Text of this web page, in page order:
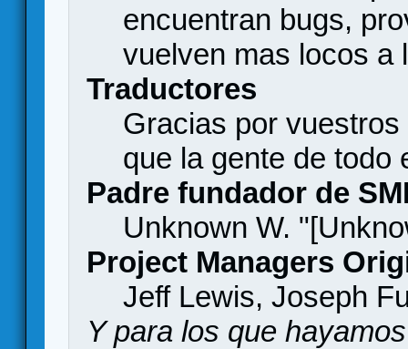
encuentran bugs,
vuelven mas locos a
Traductores
Gracias por
que la gente de todo
Padre fundador de
Unknown W.
Project Managers
Jeff Lewis, Joseph
Y para los que